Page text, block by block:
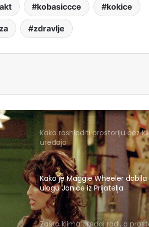
kobasiccce kokice
zdravlje
Kako rashladiti prostoriju bez
uređaja
Kako je Maggie Wheeler dobila
ulogu Janice iz Prijatelja
Zašto klima uređaj radi, a